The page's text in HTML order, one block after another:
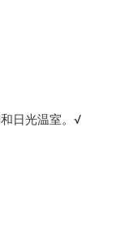
日光温室。√